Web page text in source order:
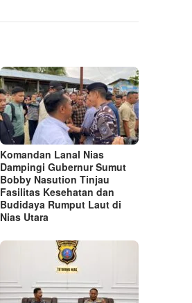
Komandan Lanal Nias
Dampingi Gubernur Sumut
Bobby Nasution Tinjau
Fasilitas Kesehatan dan
Budidaya Rumput Laut di
Nias Utara